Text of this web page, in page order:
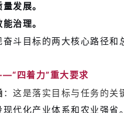
量发展。
能治理。
斗目标的两大核心路径和
四着力”重大要求
：这是落实目标与任务的关
代化产业体系和农业强省。